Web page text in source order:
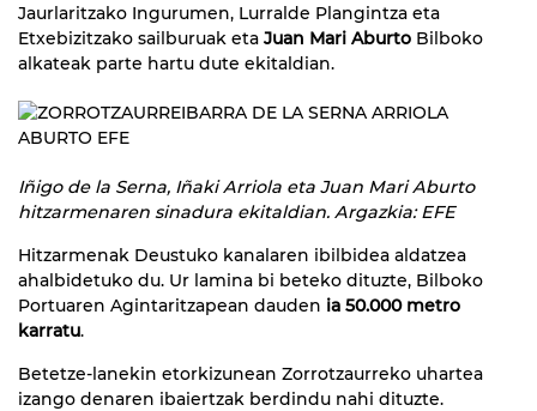
Jaurlaritzako Ingurumen, Lurralde Plangintza eta
Etxebizitzako sailburuak eta Juan Mari Aburto Bilboko
alkateak parte hartu dute ekitaldian.
Iñigo de la Serna, Iñaki Arriola eta Juan Mari Aburto
hitzarmenaren sinadura ekitaldian. Argazkia: EFE
Hitzarmenak Deustuko kanalaren ibilbidea aldatzea
ahalbidetuko du. Ur lamina bi beteko dituzte, Bilboko
Portuaren Agintaritzapean dauden ia 50.000 metro
karratu.
Betetze-lanekin etorkizunean Zorrotzaurreko uhartea
izango denaren ibaiertzak berdindu nahi dituzte.